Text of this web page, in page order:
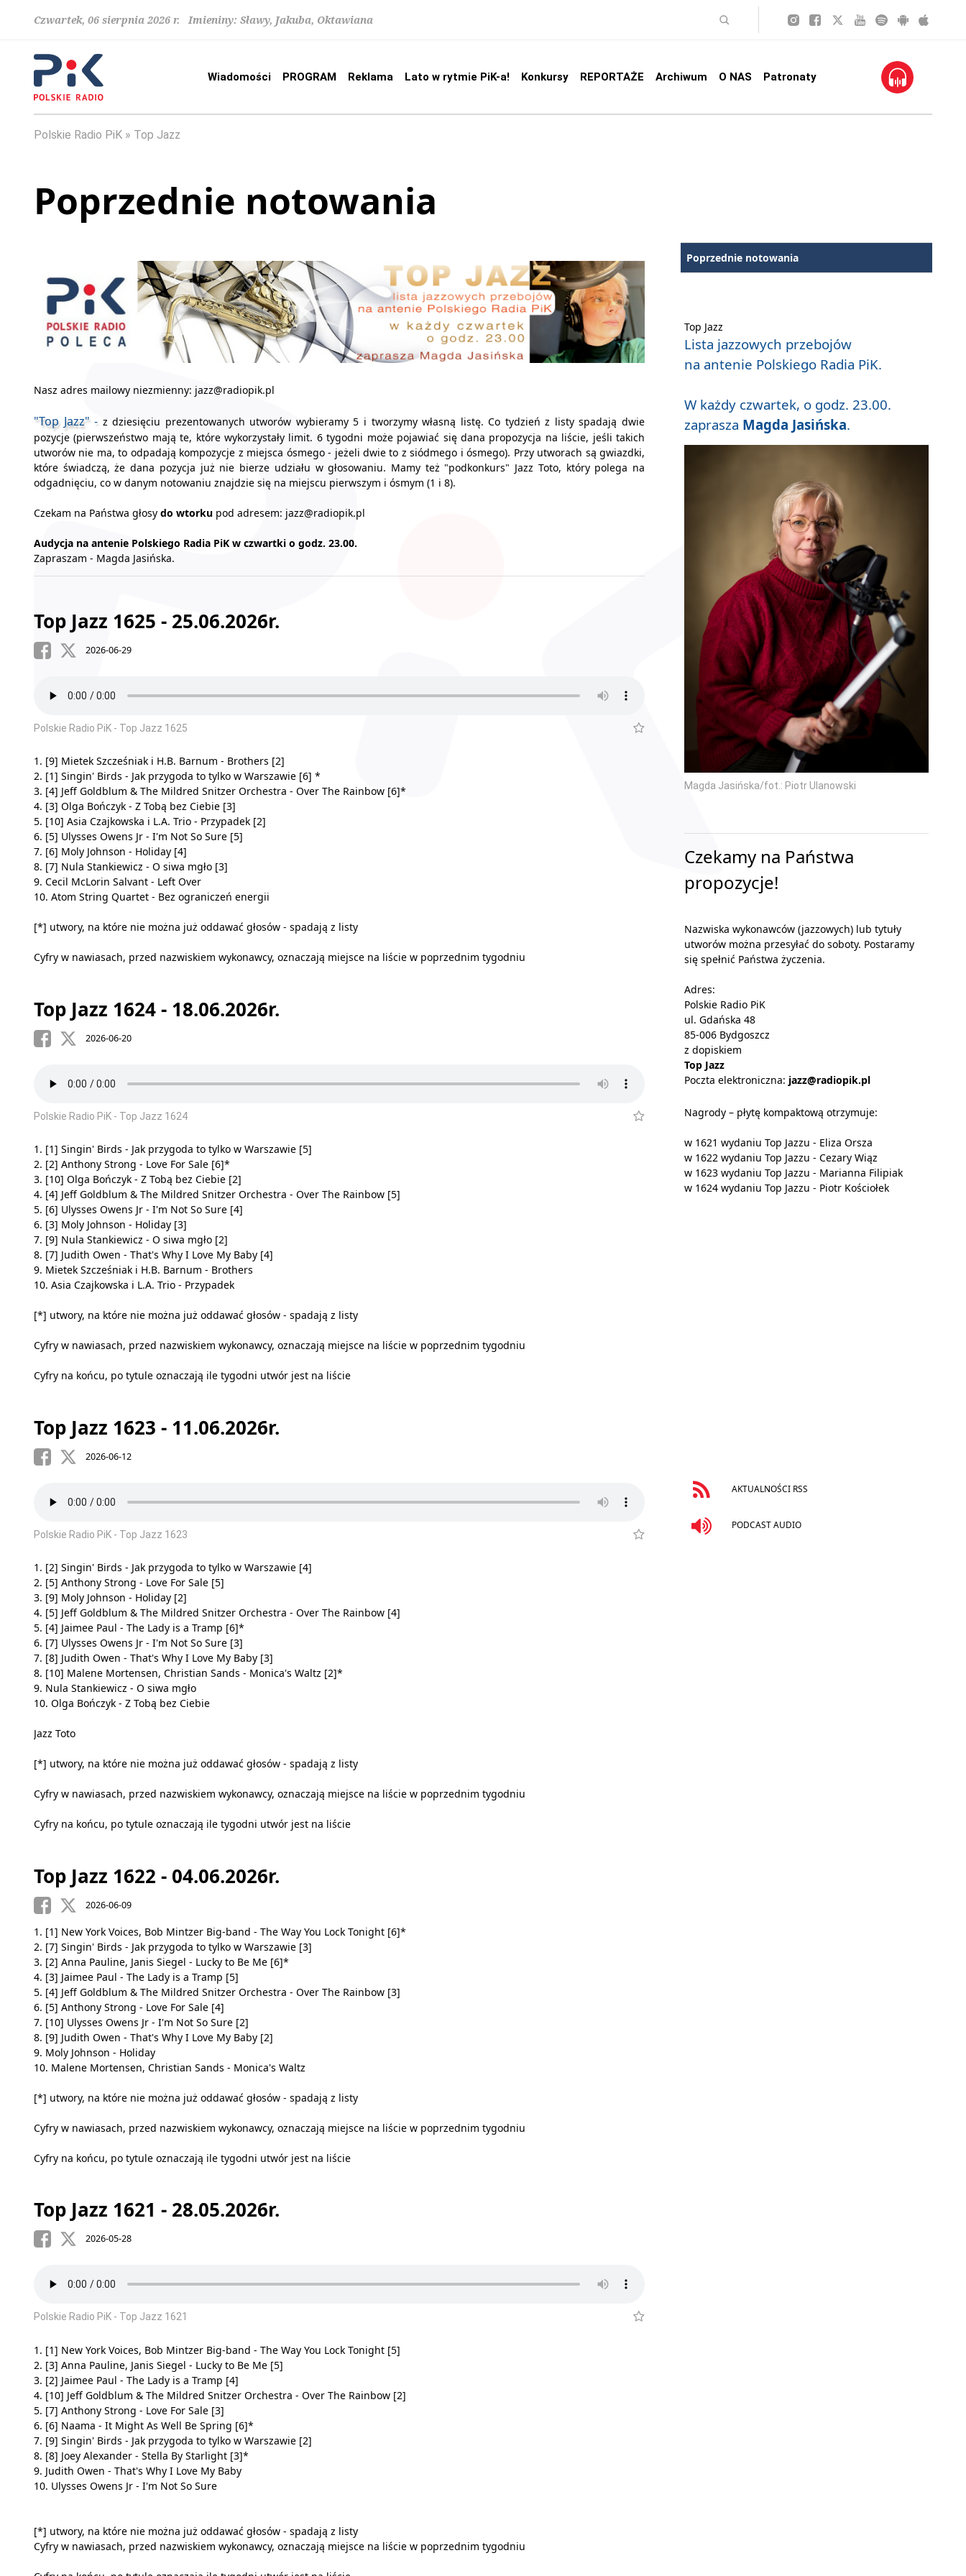
Czwartek, 06 sierpnia 2026 r. Imieniny: Sławy, Jakuba, Oktawiana
Wiadomości PROGRAM Reklama Lato w rytmie PiK-a! Konkursy REPORTAŻE Archiwum O NAS Patronaty
Polskie Radio PiK Top Jazz
Poprzednie notowania
Nasz adres mailowy niezmienny: jazz@radiopik.pl
"Top Jazz" - z dziesięciu prezentowanych utworów wybieramy 5 i tworzymy własną listę. Co tydzień z listy spadają dwie
pozycje (pierwszeństwo mają te, które wykorzystały limit. 6 tygodni może pojawiać się dana propozycja na liście, jeśli takich
utworów nie ma, to odpadają kompozycje z miejsca ósmego - jeżeli dwie to z siódmego i ósmego). Przy utworach są gwiazdki,
które świadczą, że dana pozycja już nie bierze udziału w głosowaniu. Mamy też "podkonkurs" Jazz Toto, który polega na
odgadnięciu, co w danym notowaniu znajdzie się na miejscu pierwszym i ósmym (1 i 8).
Czekam na Państwa głosy do wtorku pod adresem: jazz@radiopik.pl
Audycja na antenie Polskiego Radia PiK w czwartki o godz. 23.00.
Zapraszam - Magda Jasińska.
Top Jazz 1625 - 25.06.2026r.
2026-06-29
Polskie Radio PiK - Top Jazz 1625
1. [9] Mietek Szcześniak i H.B. Barnum - Brothers [2]
2. [1] Singin' Birds - Jak przygoda to tylko w Warszawie [6] *
3. [4] Jeff Goldblum & The Mildred Snitzer Orchestra - Over The Rainbow [6]*
4. [3] Olga Bończyk - Z Tobą bez Ciebie [3]
5. [10] Asia Czajkowska i L.A. Trio - Przypadek [2]
6. [5] Ulysses Owens Jr - I'm Not So Sure [5]
7. [6] Moly Johnson - Holiday [4]
8. [7] Nula Stankiewicz - O siwa mgło [3]
9. Cecil McLorin Salvant - Left Over
10. Atom String Quartet - Bez ograniczeń energii
[*] utwory, na które nie można już oddawać głosów - spadają z listy
Cyfry w nawiasach, przed nazwiskiem wykonawcy, oznaczają miejsce na liście w poprzednim tygodniu
Top Jazz 1624 - 18.06.2026r.
2026-06-20
Polskie Radio PiK - Top Jazz 1624
1. [1] Singin' Birds - Jak przygoda to tylko w Warszawie [5]
2. [2] Anthony Strong - Love For Sale [6]*
3. [10] Olga Bończyk - Z Tobą bez Ciebie [2]
4. [4] Jeff Goldblum & The Mildred Snitzer Orchestra - Over The Rainbow [5]
5. [6] Ulysses Owens Jr - I'm Not So Sure [4]
6. [3] Moly Johnson - Holiday [3]
7. [9] Nula Stankiewicz - O siwa mgło [2]
8. [7] Judith Owen - That's Why I Love My Baby [4]
9. Mietek Szcześniak i H.B. Barnum - Brothers
10. Asia Czajkowska i L.A. Trio - Przypadek
[*] utwory, na które nie można już oddawać głosów - spadają z listy
Cyfry w nawiasach, przed nazwiskiem wykonawcy, oznaczają miejsce na liście w poprzednim tygodniu
Cyfry na końcu, po tytule oznaczają ile tygodni utwór jest na liście
Top Jazz 1623 - 11.06.2026r.
2026-06-12
Polskie Radio PiK - Top Jazz 1623
1. [2] Singin' Birds - Jak przygoda to tylko w Warszawie [4]
2. [5] Anthony Strong - Love For Sale [5]
3. [9] Moly Johnson - Holiday [2]
4. [5] Jeff Goldblum & The Mildred Snitzer Orchestra - Over The Rainbow [4]
5. [4] Jaimee Paul - The Lady is a Tramp [6]*
6. [7] Ulysses Owens Jr - I'm Not So Sure [3]
7. [8] Judith Owen - That's Why I Love My Baby [3]
8. [10] Malene Mortensen, Christian Sands - Monica's Waltz [2]*
9. Nula Stankiewicz - O siwa mgło
10. Olga Bończyk - Z Tobą bez Ciebie
Jazz Toto
[*] utwory, na które nie można już oddawać głosów - spadają z listy
Cyfry w nawiasach, przed nazwiskiem wykonawcy, oznaczają miejsce na liście w poprzednim tygodniu
Cyfry na końcu, po tytule oznaczają ile tygodni utwór jest na liście
Top Jazz 1622 - 04.06.2026r.
2026-06-09
1. [1] New York Voices, Bob Mintzer Big-band - The Way You Lock Tonight [6]*
2. [7] Singin' Birds - Jak przygoda to tylko w Warszawie [3]
3. [2] Anna Pauline, Janis Siegel - Lucky to Be Me [6]*
4. [3] Jaimee Paul - The Lady is a Tramp [5]
5. [4] Jeff Goldblum & The Mildred Snitzer Orchestra - Over The Rainbow [3]
6. [5] Anthony Strong - Love For Sale [4]
7. [10] Ulysses Owens Jr - I'm Not So Sure [2]
8. [9] Judith Owen - That's Why I Love My Baby [2]
9. Moly Johnson - Holiday
10. Malene Mortensen, Christian Sands - Monica's Waltz
[*] utwory, na które nie można już oddawać głosów - spadają z listy
Cyfry w nawiasach, przed nazwiskiem wykonawcy, oznaczają miejsce na liście w poprzednim tygodniu
Cyfry na końcu, po tytule oznaczają ile tygodni utwór jest na liście
Top Jazz 1621 - 28.05.2026r.
2026-05-28
Polskie Radio PiK - Top Jazz 1621
1. [1] New York Voices, Bob Mintzer Big-band - The Way You Lock Tonight [5]
2. [3] Anna Pauline, Janis Siegel - Lucky to Be Me [5]
3. [2] Jaimee Paul - The Lady is a Tramp [4]
4. [10] Jeff Goldblum & The Mildred Snitzer Orchestra - Over The Rainbow [2]
5. [7] Anthony Strong - Love For Sale [3]
6. [6] Naama - It Might As Well Be Spring [6]*
7. [9] Singin' Birds - Jak przygoda to tylko w Warszawie [2]
8. [8] Joey Alexander - Stella By Starlight [3]*
9. Judith Owen - That's Why I Love My Baby
10. Ulysses Owens Jr - I'm Not So Sure
[*] utwory, na które nie można już oddawać głosów - spadają z listy
Cyfry w nawiasach, przed nazwiskiem wykonawcy, oznaczają miejsce na liście w poprzednim tygodniu
Poprzednie notowania
Top Jazz
Lista jazzowych przebojów
na antenie Polskiego Radia PiK.
W każdy czwartek, o godz. 23.00.
zaprasza Magda Jasińska.
Magda Jasińska/fot.: Piotr Ulanowski
Czekamy na Państwa
propozycje!
Nazwiska wykonawców (jazzowych) lub tytuły
utworów można przesyłać do soboty. Postaramy
się spełnić Państwa życzenia.
Adres:
Polskie Radio PiK
ul. Gdańska 48
85-006 Bydgoszcz
z dopiskiem
Top Jazz
Poczta elektroniczna: jazz@radiopik.pl
Nagrody – płytę kompaktową otrzymuje:
w 1621 wydaniu Top Jazzu - Eliza Orsza
w 1622 wydaniu Top Jazzu - Cezary Wiąz
w 1623 wydaniu Top Jazzu - Marianna Filipiak
w 1624 wydaniu Top Jazzu - Piotr Kościołek
AKTUALNOŚCI RSS
PODCAST AUDIO